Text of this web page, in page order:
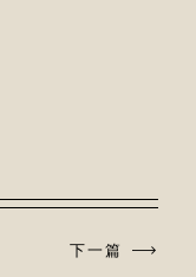
下一篇